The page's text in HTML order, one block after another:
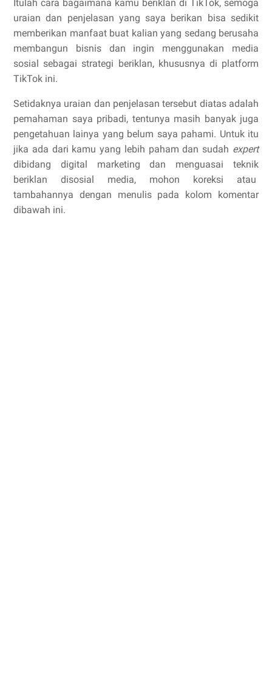
Itulah cara bagaimana kamu beriklan di TikTok, semoga
uraian dan penjelasan yang saya berikan bisa sedikit
memberikan manfaat buat kalian yang sedang berusaha
membangun bisnis dan ingin menggunakan media
sosial sebagai strategi beriklan, khususnya di platform
TikTok ini.
Setidaknya uraian dan penjelasan tersebut diatas adalah
pemahaman saya pribadi, tentunya masih banyak juga
pengetahuan lainya yang belum saya pahami. Untuk itu
jika ada dari kamu yang lebih paham dan sudah expert
dibidang digital marketing dan menguasai teknik
beriklan disosial media, mohon koreksi atau
tambahannya dengan menulis pada kolom komentar
dibawah ini.